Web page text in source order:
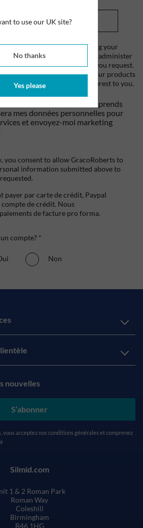
to use our UK site?
No thanks
Yes please
to protecting and respecting your
your personal information to administer
the products and services you request.
like to contact you about our products
content that may be of interest to you.
offres et actualités. Je comprends
mes données personnelles pour
et envoyez-moi marketing
you consent to allow GracoRoberts to
information submitted above to
payer par carte de crédit, Paypal
de crédit. Nous
de facture pro forma.
compte? *
Non
nouvelles
S’abonner
vous acceptez nos conditions générales et comprenez
Silmid.com
1 & 2 Roman Park
Roman Way
Coleshill
Birmingham
B46 1HG